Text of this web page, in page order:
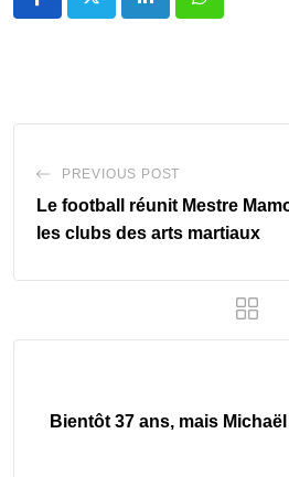
LinkedIn Whatsapp
PREVIOUS POST
Le football réunit Mestre
les clubs des arts martiaux
Bientôt 37 ans, mais